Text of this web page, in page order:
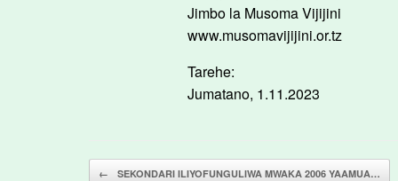
Jimbo la Musoma Vijijini
www.musomavijijini.or.tz
Tarehe:
Jumatano, 1.11.2023
Post navigation
← SEKONDARI ILIYOFUNGULIWA MWAKA 2006 YAAMUA…